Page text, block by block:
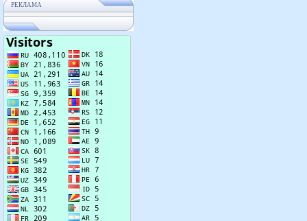
РЕКЛАМА